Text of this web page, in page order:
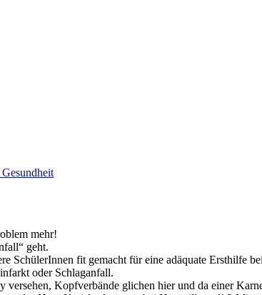
mehr!
geht.
SchülerInnen fit gemacht für eine adäquate Ersthilfe
oder Schlaganfall.
Kopfverbände glichen hier und da einer